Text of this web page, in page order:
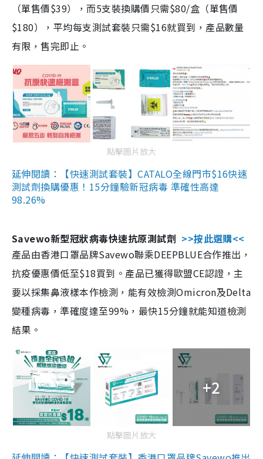
（單售價$39），而5支裝換購價只需$80/盒（單售價
$180），平均每支測試套裝只需$16就買到，產品數量
有限，售完即止。
點擊圖片放大
延伸閱讀：【快速測試套裝】CATALO全線門市$16快速
測試劑換購優惠！15分鐘驗新冠病毒 準確性高達
98.26%
Savewo新型冠狀病毒快速抗原測試劑 >>按此選購<<
產品由香港口罩品牌Savewo聯乘DEEPBLUE合作推出，
抗疫優惠價低至$18買到。產品已獲得歐盟CE認證，主
要以採集鼻液樣本作檢測，能有效檢測Omicron及Delta
變種病毒，準確度達至99%，最快15分鐘就能知道檢測
結果。
+2
點擊圖片放大